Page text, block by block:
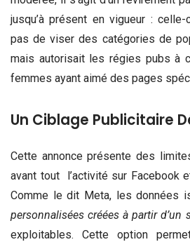
jusqu’à présent en vigueur :
pas de viser des catégories de
mais autorisait les régies pubs à
femmes ayant aimé des pages
Un Ciblage Publicitaire
Cette annonce présente des
avant tout l’activité sur Facebook
Comme le dit Meta, les données
personnalisées créées à partir d’un
exploitables. Cette option